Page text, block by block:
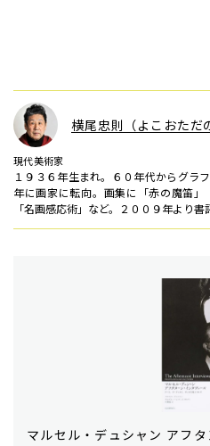
横尾忠則（よこおただ
現代美術家
１９３６年生まれ。６０年代からグラ
年に画家に転向。画集に「赤の魔笛」
「名画感応術」など。２００９年より書
マルセル・デュシャン アフ